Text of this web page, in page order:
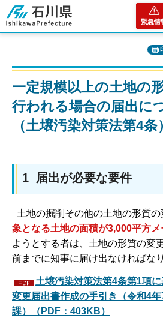
石川県
緊急情
一定規模以上の土地の
行われる場合の届出に
（土壌汚染対策法第4条）
1 届出が必要な要件
土地の掘削その他の土地の形質
象となる土地の面積が3,000平方メ
ようとする者は、土地の形質の変
前までに知事に届け出なければな
土壌汚染対策法第4条第1項
変更届出書作成の手引き（令和4
課）（PDF：403KB）